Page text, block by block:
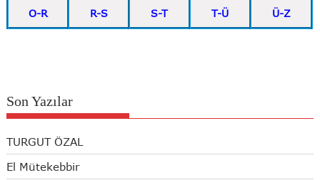
O-R R-S S-T T-Ü Ü-Z
Son Yazılar
TURGUT ÖZAL
El Mütekebbir